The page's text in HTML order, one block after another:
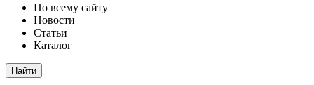
По всему сайту
Новости
Статьи
Каталог
Найти